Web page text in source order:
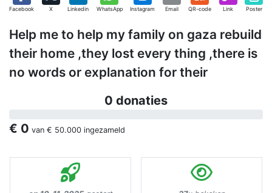
Facebook X Linkedin WhatsApp Instagram Email QR-code Link Poster
Help me to help my family on gaza rebuild
their home ,they lost every thing ,there is
no words or explanation for their
0 donaties
€ 0 van € 50.000 ingezameld